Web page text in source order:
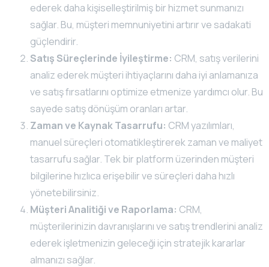
ederek daha kişiselleştirilmiş bir hizmet sunmanızı
sağlar. Bu, müşteri memnuniyetini artırır ve sadakati
güçlendirir.
Satış Süreçlerinde İyileştirme: CRM, satış verilerini
analiz ederek müşteri ihtiyaçlarını daha iyi anlamanıza
ve satış fırsatlarını optimize etmenize yardımcı olur. Bu
sayede satış dönüşüm oranları artar.
Zaman ve Kaynak Tasarrufu: CRM yazılımları,
manuel süreçleri otomatikleştirerek zaman ve maliyet
tasarrufu sağlar. Tek bir platform üzerinden müşteri
bilgilerine hızlıca erişebilir ve süreçleri daha hızlı
yönetebilirsiniz.
Müşteri Analitiği ve Raporlama: CRM,
müşterilerinizin davranışlarını ve satış trendlerini analiz
ederek işletmenizin geleceği için stratejik kararlar
almanızı sağlar.